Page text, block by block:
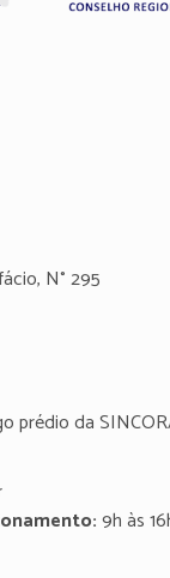
N° 295
prédio da
9h às